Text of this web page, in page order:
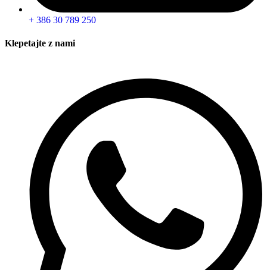
+ 386 30 789 250
Klepetajte z nami